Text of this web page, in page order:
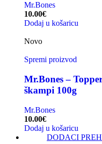
Mr.Bones
10.00€
Dodaj u košaricu
Novo
Spremi proizvod
Mr.Bones –
škampi 100g
Mr.Bones
10.00€
Dodaj u košaricu
DODACI